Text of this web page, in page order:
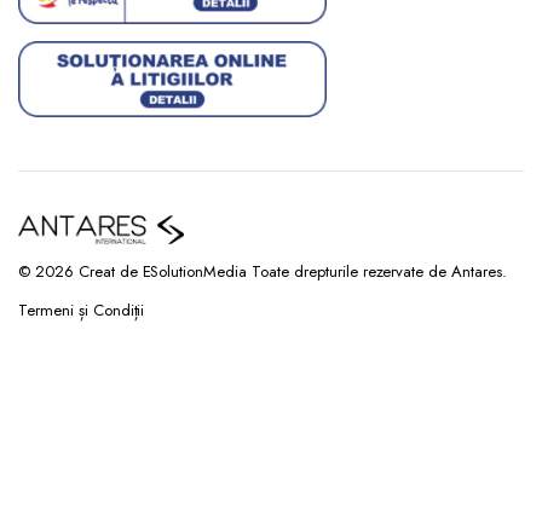
© 2026 Creat de ESolutionMedia Toate drepturile rezervate de Antares.
Termeni și Condiții